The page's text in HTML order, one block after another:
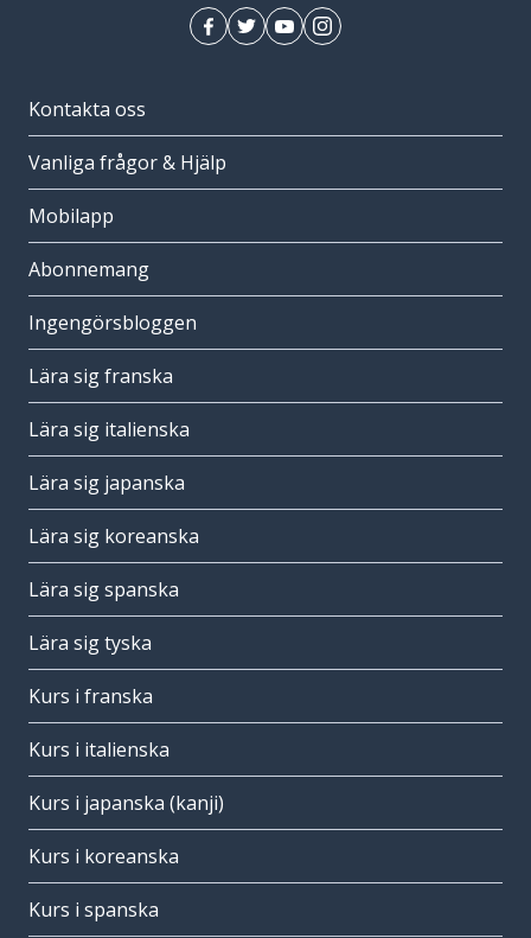
Kontakta oss
Vanliga frågor & Hjälp
Mobilapp
Abonnemang
Ingengörsbloggen
Lära sig franska
Lära sig italienska
Lära sig japanska
Lära sig koreanska
Lära sig spanska
Lära sig tyska
Kurs i franska
Kurs i italienska
Kurs i japanska (kanji)
Kurs i koreanska
Kurs i spanska